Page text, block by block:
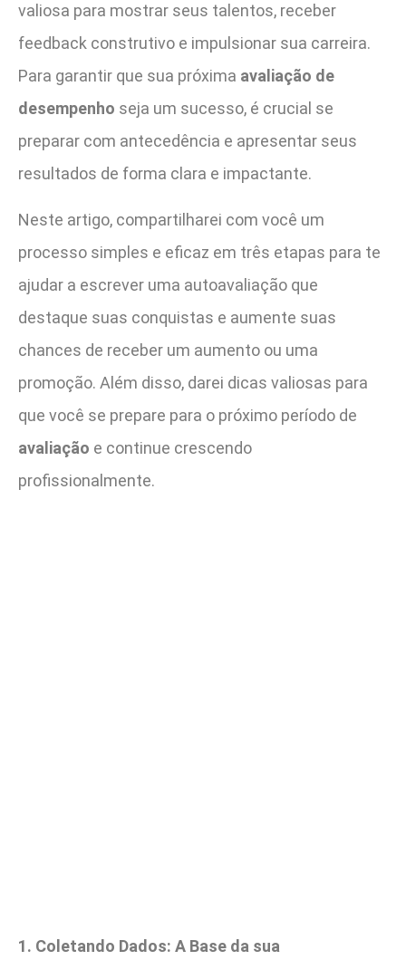
valiosa para mostrar seus talentos, receber
feedback construtivo e impulsionar sua carreira.
Para garantir que sua próxima avaliação de
desempenho seja um sucesso, é crucial se
preparar com antecedência e apresentar seus
resultados de forma clara e impactante.
Neste artigo, compartilharei com você um
processo simples e eficaz em três etapas para te
ajudar a escrever uma autoavaliação que
destaque suas conquistas e aumente suas
chances de receber um aumento ou uma
promoção. Além disso, darei dicas valiosas para
que você se prepare para o próximo período de
avaliação e continue crescendo
profissionalmente.
1. Coletando Dados: A Base da sua